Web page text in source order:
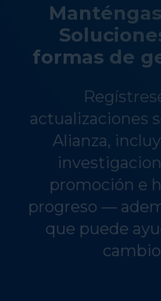
formas de
actualizaciones
Alianza,
promoción e
progreso —
que puede